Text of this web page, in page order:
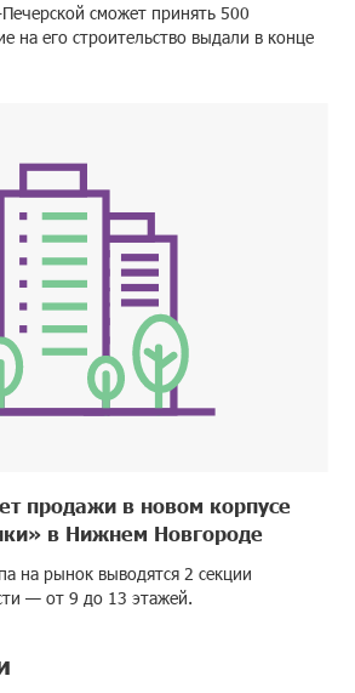
сможет принять 500
на его строительство выдали в конце
продажи в новом корпусе
в Нижнем Новгороде
на рынок выводятся 2 секции
— от 9 до 13 этажей.